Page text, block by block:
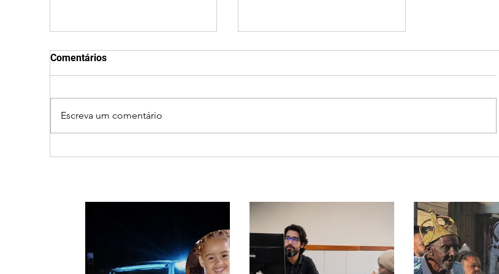
primeiras cirurgias de
provocar rajadas de vento
Comentários
Escreva um comentário